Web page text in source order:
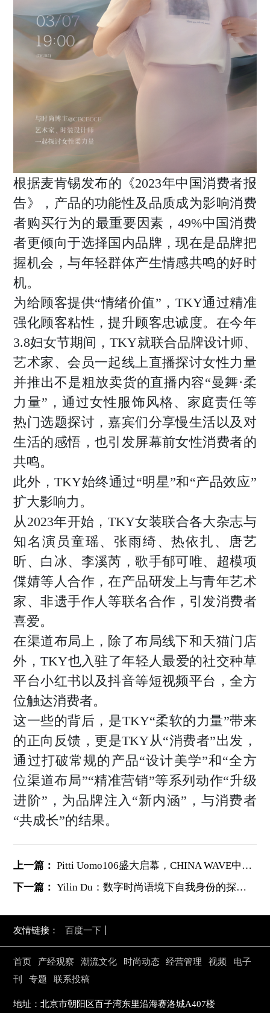
根据麦肯锡发布的《2023年中国消费者报
告》，产品的功能性及品质成为影响消费
者购买行为的最重要因素，49%中国消费
者更倾向于选择国内品牌，现在是品牌把
握机会，与年轻群体产生情感共鸣的好时
机。
为给顾客提供“情绪价值”，TKY通过精准
强化顾客粘性，提升顾客忠诚度。在今年
3.8妇女节期间，TKY就联合品牌设计师、
艺术家、会员一起线上直播探讨女性力量
并推出不是粗放卖货的直播内容“曼舞·柔
力量”，通过女性服饰风格、家庭责任等
热门选题探讨，嘉宾们分享慢生活以及对
生活的感悟，也引发屏幕前女性消费者的
共鸣。
此外，TKY始终通过“明星”和“产品效应”
扩大影响力。
从2023年开始，TKY女装联合各大杂志与
知名演员童瑶、张雨绮、热依扎、唐艺
昕、白冰、李溪芮，歌手郁可唯、超模项
偞婧等人合作，在产品研发上与青年艺术
家、非遗手作人等联名合作，引发消费者
喜爱。
在渠道布局上，除了布局线下和天猫门店
外，TKY也入驻了年轻人最爱的社交种草
平台小红书以及抖音等短视频平台，全方
位触达消费者。
这一些的背后，是TKY“柔软的力量”带来
的正向反馈，更是TKY从“消费者”出发，
通过打破常规的产品“设计美学”和“全方
位渠道布局”“精准营销”等系列动作“升级
进阶”，为品牌注入“新内涵”，与消费者
“共成长”的结果。
上一篇： Pitti Uomo106盛大启幕，CHINA WAVE中国展团实力赢得全球瞩目！
下一篇： Yilin Du：数字时尚语境下自我身份的探索与表达
友情链接： 百度一下
首页 产经观察 潮流文化 时尚动态 经营管理 视频
电子
刊
专题 联系投稿
地址：北京市朝阳区百子湾东里沿海赛洛城A407楼